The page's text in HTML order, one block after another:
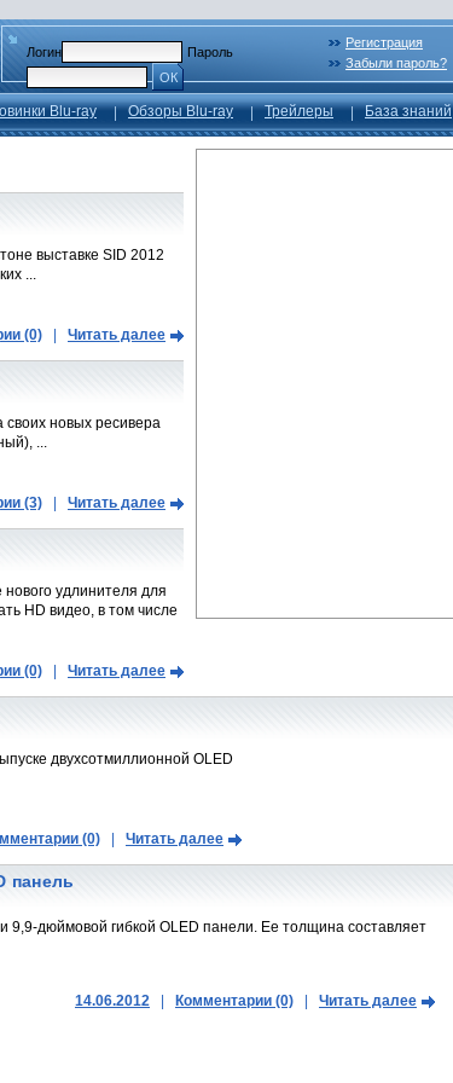
Логин
Пароль
ОК
Регистрация
Забыли пароль?
Blu-ray Обзоры Blu-ray Трейлеры База знаний
выставке SID 2012
...
(0) Читать далее
новых ресивера
...
(3) Читать далее
удлинителя для
HD видео, в том числе
(0) Читать далее
двухсотмиллионной OLED
(0) Читать далее
панель
9,9-дюймовой гибкой OLED панели. Ее толщина составляет
14.06.2012 Комментарии (0) Читать далее